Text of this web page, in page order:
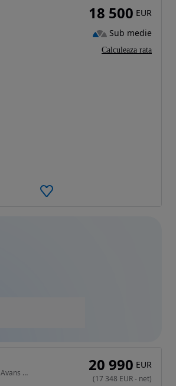
18 500 EUR
Sub medie
Calculeaza rata
1999 cm3 • 180 CP • 4x4 Automata Posibilitate Rate Avans 0 - Garantie 12 Luni - IMPECABILA 20 990 EUR
(17 348 EUR- net)